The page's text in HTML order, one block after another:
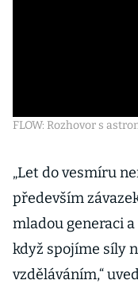
FLOW: Rozhovor s
„Let do vesmíru
především
mladou generaci
když spojíme síly
vzděláváním,“